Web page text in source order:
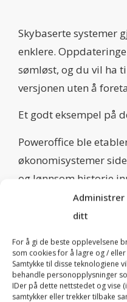
Administrer
ditt
For å gi de beste opplevelsene
som cookies for å lagre og /
Samtykke til disse teknologiene
behandle personopplysninger
IDer på dette nettstedet og vise
samtykker eller trekker tilbake
Skybaserte systemer
enklere.
sømløst, og du vil ha
versjonen uten å
Et godt eksempel på
Poweroffice ble
økonomisystemer
og lønnsom historie
dette selvsagt være
I tillegg har systemet
siste årene. ( ref.
brukerundersøkelse)
Poweroffice GO, som